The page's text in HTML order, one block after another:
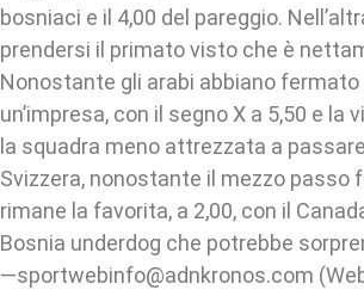
bosniaci e il 4,00 del pareggio.
prendersi il primato visto che è
Nonostante gli arabi abbiano
un’impresa, con il segno X a 5,50 e
la squadra meno attrezzata a
Svizzera, nonostante il mezzo passo
rimane la favorita, a 2,00, con il
Bosnia underdog che potrebbe
—sportwebinfo@adnkronos.com